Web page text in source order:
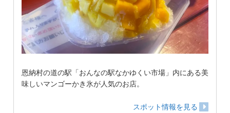
恩納村の道の駅「おんなの駅なかゆくい市場」内にある美
味しいマンゴーかき氷が人気のお店。
スポット情報を見る